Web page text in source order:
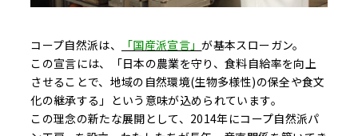
コープ自然派は、 「国産派宣言」が基本スローガン。
この宣言には、「日本の農業を守り、食料自給率を向上
させることで、地域の自然環境(生物多様性)の保全や食文
化の継承する」という意味が込められています。
この理念の新たな展開として、2014年にコープ自然派パ